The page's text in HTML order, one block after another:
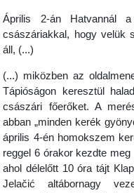
Április 2-án Hatvannál
császáriakkal, hogy velük
áll, (...)
(...) miközben az
Tápióságon keresztül
császári főerőket. A
abban „minden kerék
április 4-én homokszem
reggel 6 órakor kezdte
ahol délelőtt 10 óra tájt
Jelačić altábornagy